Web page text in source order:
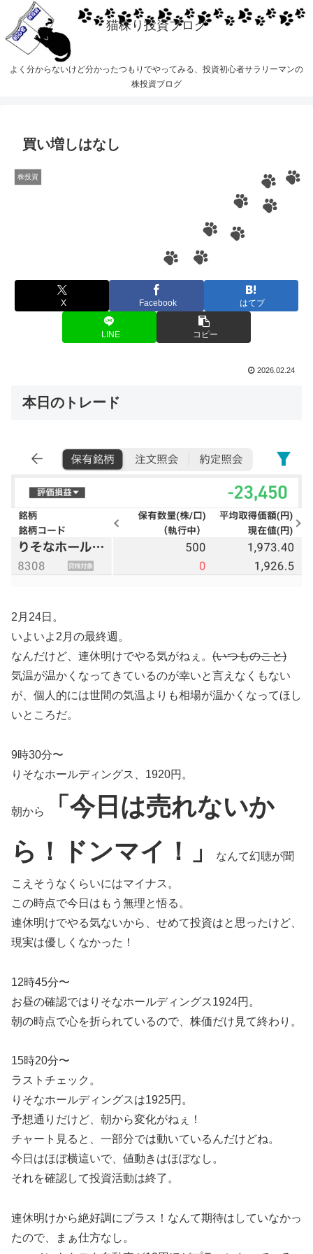
猫株り投資ブログ
よく分からないけど分かったつもりでやってみる、投資初心者サラリーマンの
株投資ブログ
買い増しはなし
株投資
X Facebook はてブ
LINE コピー
2026.02.24
本日のトレード
2月24日。
いよいよ2月の最終週。
なんだけど、連休明けでやる気がねぇ。 (いつものこと)
気温が温かくなってきているのが幸いと言えなくもない
が、個人的には世間の気温よりも相場が温かくなってほし
いところだ。
9時30分〜
りそなホールディングス、1920円。
朝から
「今日は売れないか
ら！ドンマイ！」
なんて幻聴が聞
こえそうなくらいにはマイナス。
この時点で今日はもう無理と悟る。
連休明けでやる気ないから、せめて投資はと思ったけど、
現実は優しくなかった！
12時45分〜
お昼の確認ではりそなホールディングス1924円。
朝の時点で心を折られているので、株価だけ見て終わり。
15時20分〜
ラストチェック。
りそなホールディングスは1925円。
予想通りだけど、朝から変化がねぇ！
チャート見ると、一部分では動いているんだけどね。
今日はほぼ横這いで、値動きはほぼなし。
それを確認して投資活動は終了。
連休明けから絶好調にプラス！なんて期待はしていなかっ
たので、まぁ仕方なし。